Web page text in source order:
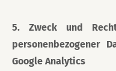
5. Zweck und
personenbezogener
Google Analytics